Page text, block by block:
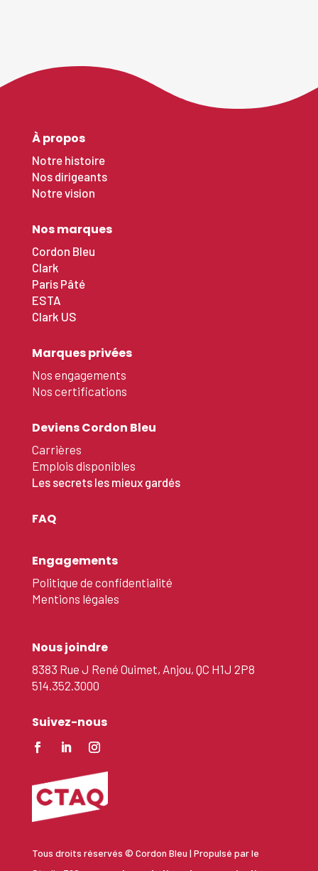
À propos
Notre histoire
Nos dirigeants
Notre vision
Nos marques
Cordon Bleu
Clark
Paris Pâté
ESTA
Clark US
Marques privées
Nos engagements
Nos certifications
Deviens Cordon Bleu
Carrières
Emplois disponibles
Les secrets les mieux gardés
FAQ
Engagements
Politique de confidentialité
Mentions légales
Nous joindre
8383 Rue J René Ouimet, Anjou, QC H1J 2P8
514.352.3000
Suivez-nous
Tous droits réservés © Cordon Bleu | Propulsé par le